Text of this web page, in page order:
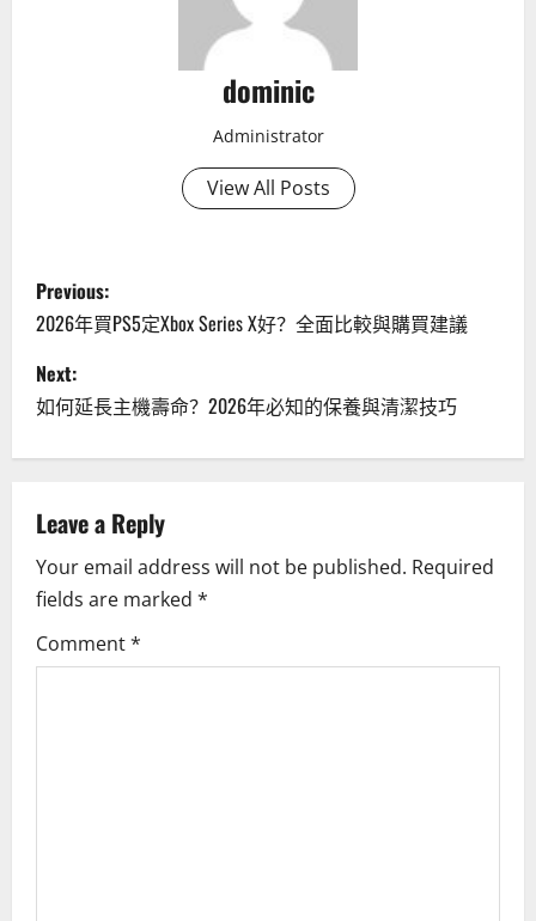
dominic
Administrator
View All Posts
P
o
s
t
a
v
i
g
Previous:
2026年買PS5定Xbox Series X好？全面比較與購買建議
Next:
如何延長主機壽命？2026年必知的保養與清潔技巧
Leave a Reply
Your email address will not be published. Required
fields are marked *
Comment*